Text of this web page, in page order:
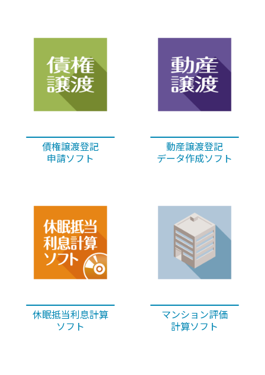
債権譲渡登記
申請ソフト
動産譲渡登記
データ作成ソフト
休眠抵当利息計算
ソフト
マンション評価
計算ソフト